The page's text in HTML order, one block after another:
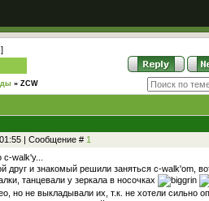
» ZCW
| Сообщение # 1
walk'y...
друг и знакомый решили заняться c-walk'om,
танцевали у зеркала в носочках
но не выкладывали их, т.к. не хотели сильно